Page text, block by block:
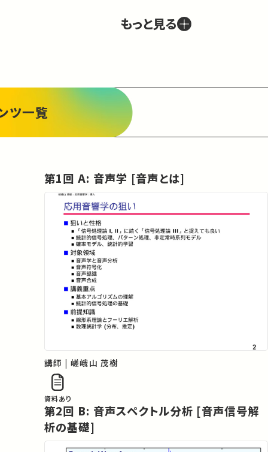
もっと見る
ツ一覧
第1回 A: 音声学 [音声とは]
講師 | 嵯峨山 茂樹
資料あり
第2回 B: 音声スペクトル分析 [音声信号解
析の基礎]